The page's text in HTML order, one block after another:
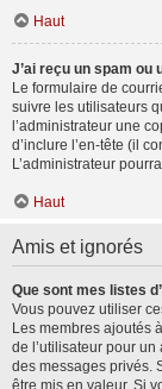
Haut
J’ai reçu un spam ou
Le formulaire de
suivre les utilisateurs
l’administrateur une
d’inclure l’en-tête (il
L’administrateur
Haut
Amis et ignorés
Que sont mes listes
Vous pouvez utiliser
Les membres ajoutés
de l’utilisateur pour
des messages privés.
être mis en valeur. Si